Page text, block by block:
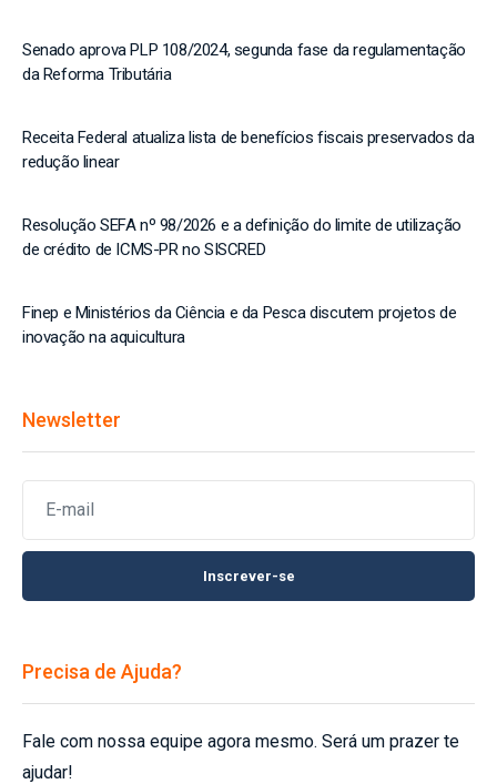
Senado aprova PLP 108/2024, segunda fase da regulamentação
da Reforma Tributária
Receita Federal atualiza lista de benefícios fiscais preservados da
redução linear
Resolução SEFA nº 98/2026 e a definição do limite de utilização
de crédito de ICMS-PR no SISCRED
Finep e Ministérios da Ciência e da Pesca discutem projetos de
inovação na aquicultura
Newsletter
Inscrever-se
Precisa de Ajuda?
Fale com nossa equipe agora mesmo. Será um prazer te
ajudar!